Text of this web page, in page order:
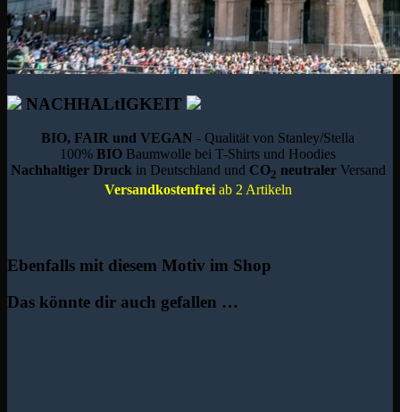
NACHHALtIGKEIT
BIO, FAIR und VEGAN - Qualität von Stanley/Stella
100%BIO Baumwolle bei T-Shirts und Hoodies
Nachhaltiger Druck in Deutschland und CO2 neutraler Versand
Versandkostenfreiab 2 Artikeln
Ebenfalls mit diesem Motiv im Shop
Das könnte dir auch gefallen …